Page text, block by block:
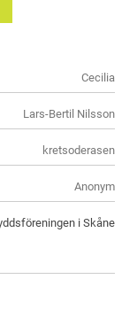
Cecilia
Lars-Bertil Nilsson
kretsoderasen
Anonym
i Skåne